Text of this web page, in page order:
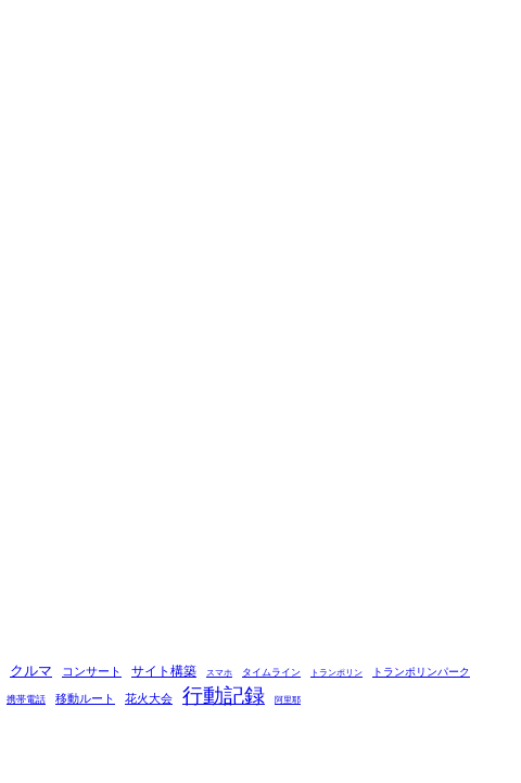
クルマ コンサート サイト構築 スマホ タイムライン トランポリン トランポリンパーク
携帯電話 移動ルート 花火大会 行動記録 阿里耶